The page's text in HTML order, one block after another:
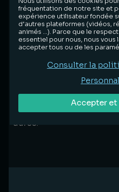
Une responsabilité
assumée
Conscients de notre
enjeux environnementaux
fonctionnement
Réduction des
responsables : nous
concrètes, mesurables et
durée.
fréquentation de notre site et
expérience utilisateur fondée
d’autres plateformes (vidéos,
animés …). Parce que le
essentiel pour nous, nous vous
accepter tous ou de les
Consulter la
Accepter et